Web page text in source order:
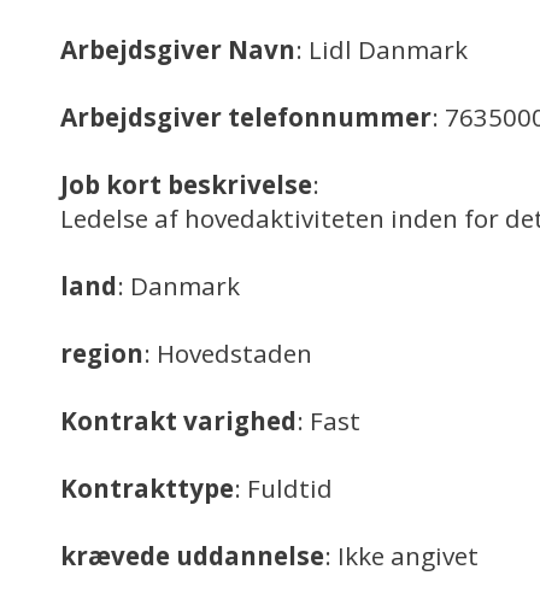
Arbejdsgiver Navn: Lidl Danmark
Arbejdsgiver telefonnummer:
Job kort beskrivelse:
Ledelse af hovedaktiviteten inden for
land: Danmark
region: Hovedstaden
Kontrakt varighed: Fast
Kontrakttype: Fuldtid
krævede uddannelse: Ikke angivet